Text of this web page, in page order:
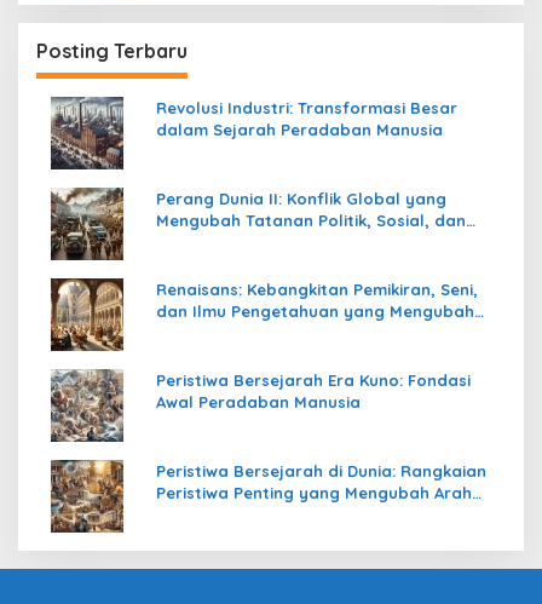
Posting Terbaru
Revolusi Industri: Transformasi Besar
dalam Sejarah Peradaban Manusia
Perang Dunia II: Konflik Global yang
Mengubah Tatanan Politik, Sosial, dan
Renaisans: Kebangkitan Pemikiran, Seni,
dan Ilmu Pengetahuan yang Mengubah
Peristiwa Bersejarah Era Kuno: Fondasi
Awal Peradaban Manusia
Peristiwa Bersejarah di Dunia: Rangkaian
Peristiwa Penting yang Mengubah Arah